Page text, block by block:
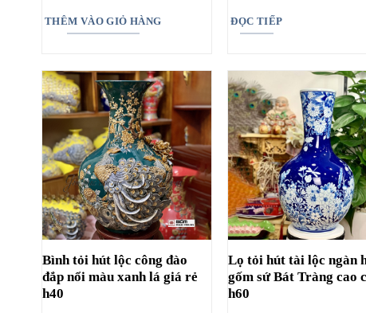
THÊM VÀO GIỎ HÀNG ĐỌC TIẾP
Bình tỏi hút lộc công đào
đắp nổi màu xanh lá giá rẻ
h40
Lọ tỏi hút tài lộc ngàn
gốm sứ Bát Tràng cao
h60